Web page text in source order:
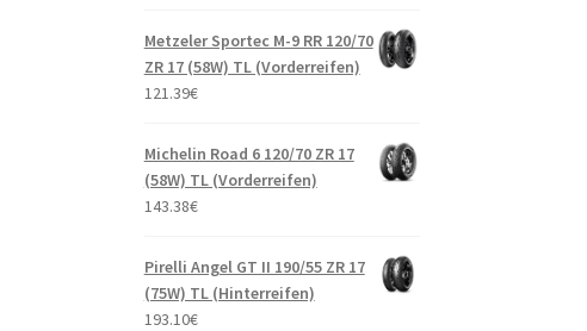
Metzeler Sportec M-9 RR 120/70
ZR 17 (58W) TL (Vorderreifen)
121.39€
Michelin Road 6 120/70 ZR 17
(58W) TL (Vorderreifen)
143.38€
Pirelli Angel GT II 190/55 ZR 17
(75W) TL (Hinterreifen)
193.10€